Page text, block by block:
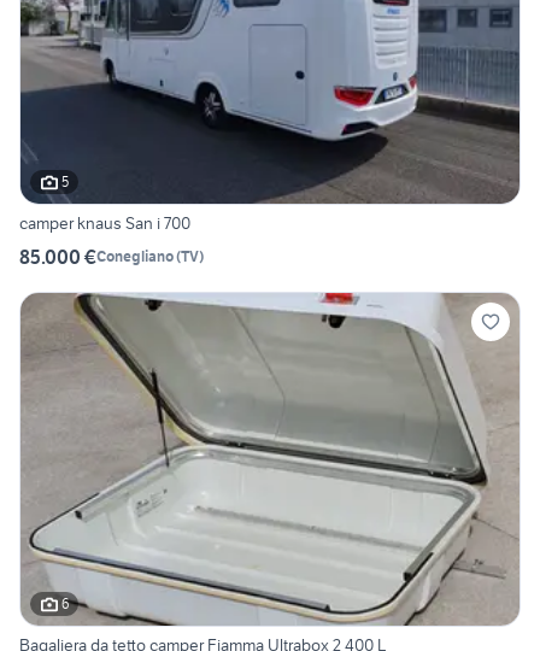
5
camper knaus San i 700
85.000 €Conegliano(TV)
6
Bagaliera da tetto camper Fiamma Ultrabox 2 400 L